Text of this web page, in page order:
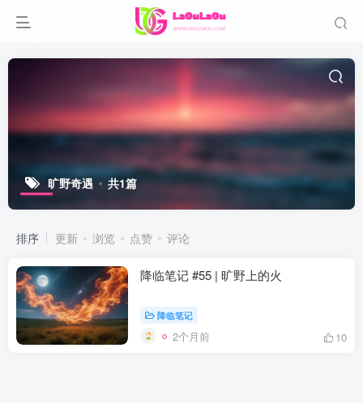
旷野奇遇 共1篇
排序 更新 浏览 点赞 评论
降临笔记 #55 | 旷野上的火
降临笔记
2个月前 10